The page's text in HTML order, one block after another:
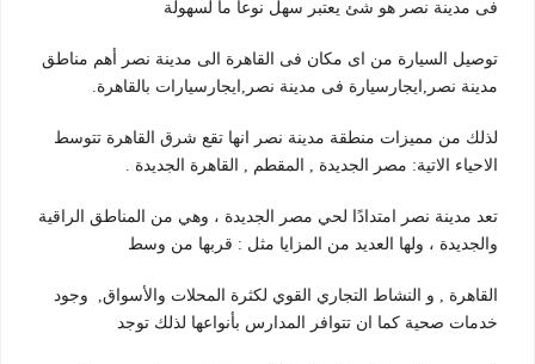
فى مدينة نصر هو شئ يعتبر سهل نوعا ما لسهولة
توصيل السيارة من اى مكان فى القاهرة الى مدينة نصر أهم مناطق
مدينة نصر,ايجارسيارة فى مدينة نصر,ايجارسيارات بالقاهرة.
لذلك من مميزات منطقة مدينة نصر انها تقع شرق القاهرة تتوسط
الاحياء الاتية: مصر الجديدة , المقطم , القاهرة الجديدة .
تعد مدينة نصر امتدادًا لحي مصر الجديدة ، وهي من المناطق الراقية
والجديدة ، ولها العديد من المزايا مثل : قربها من وسط
القاهرة , و النشاط التجاري القوي لكثرة المحلات والأسواق, وجود
خدمات صحية كما ان تتوافر المدارس بأنواعها لذلك توجد